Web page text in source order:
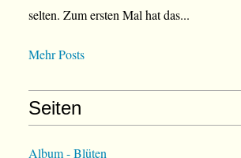
selten. Zum ersten Mal hat das...
Mehr Posts
Seiten
Album - Blüten